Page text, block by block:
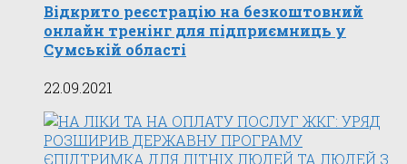
Відкрито реєстрацію на безкоштовний
онлайн тренінг для підприємниць у
Сумській області
22.09.2021